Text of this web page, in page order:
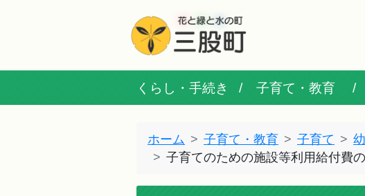
くらし・手続き 子育て・教育
ホーム 子育て・教育 子育て
子育てのための施設等利用給付費